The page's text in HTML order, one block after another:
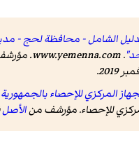
الشامل - محافظة لحج -
.
www.yemenna.com
.
2019
.
المركزي للإحصاء بالجمهورية
للإحصاء. مؤرشف منالأصل